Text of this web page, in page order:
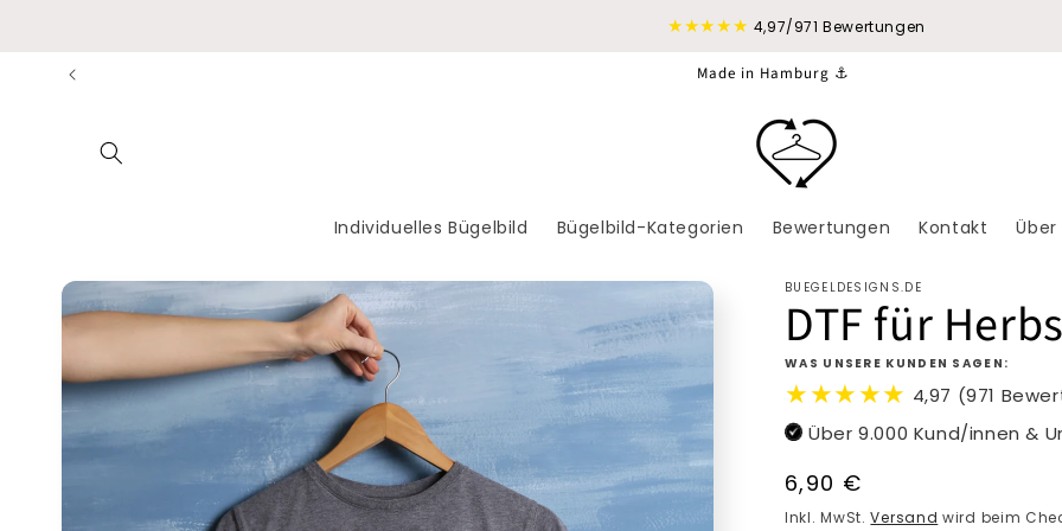
★★★★★ 4,97/971 Bewertungen
Made in Hamburg ⚓
Individuelles Bügelbild Bügelbild-Kategorien Bewertungen Kontakt
Zu
Produktinformationen
springen
BUEGELDESIGNS.DE
DTF für
WAS UNSERE KUNDEN SAGEN:
★★★★★ 4,97 (971
Über 9.000 Kund/innen &
Normaler
Preis
6,90 €
Inkl. MwSt.Versand wird beim